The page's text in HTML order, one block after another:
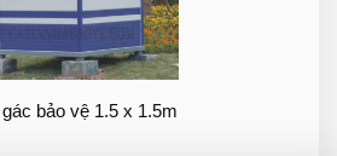
bảo vệ 1.5 x 1.5m